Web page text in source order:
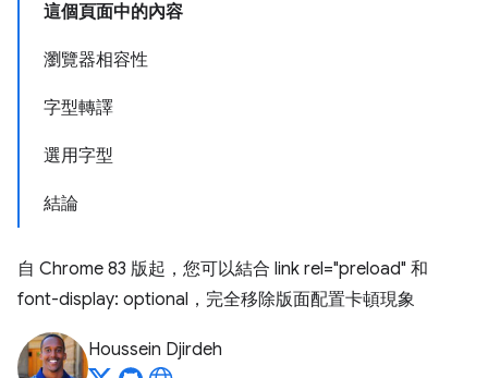
這個頁面中的內容
瀏覽器相容性
字型轉譯
選用字型
結論
自 Chrome 83 版起，您可以結合 link rel="preload" 和
font-display: optional，完全移除版面配置卡頓現象
Houssein Djirdeh